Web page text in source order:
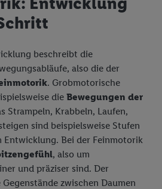
Spielfreude durch Chancengleichheit
über den Sinn der Golf-Etikette
So gelingt der perfekte Bunkerschlag
Hier entscheiden Details
nur Bewegung und frische Luft
Wüstenfelde
Natendorf
beschreibt die
also die der
. Grobmotorische
die Bewegungen der
Strampeln, Krabbeln, Laufen,
sind beispielsweise Stufen
Bei der Feinmotorik
, also um
und präziser sind. Der
zwischen Daumen